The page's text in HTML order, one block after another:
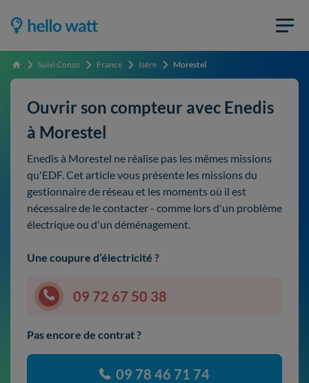
Accueil Suivi Conso France Isère Morestel
Ouvrir son compteur avec Enedis
à Morestel
Enedis à Morestel ne réalise pas les mêmes missions
qu'EDF. Cet article vous présente les missions du
gestionnaire de réseau et les moments où il est
nécessaire de le contacter - comme lors d'un problème
électrique ou d'un déménagement.
Une coupure d’électricité ?
09 72 67 50 38
Pas encore de contrat ?
09 78 46 71 74